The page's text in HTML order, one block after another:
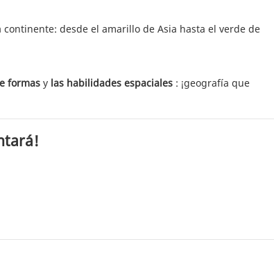
desde el amarillo de Asia hasta el verde de
formas y las habilidades espaciales : ¡geografía que